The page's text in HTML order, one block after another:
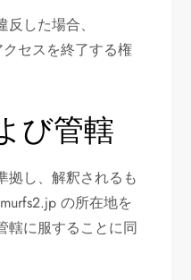
した場合、
セスを終了する権
び管轄
拠し、解釈されるも
の所在地を
轄に服することに同